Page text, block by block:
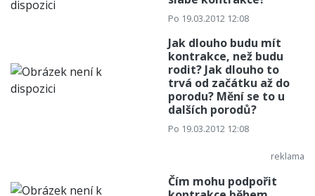
Po 19.03.2012 12:08
Jak dlouho budu mít
kontrakce, než budu
rodit? Jak dlouho to
trvá od začátku až do
porodu? Mění se to u
dalších porodů?
Po 19.03.2012 12:08
Čím mohu podpořit